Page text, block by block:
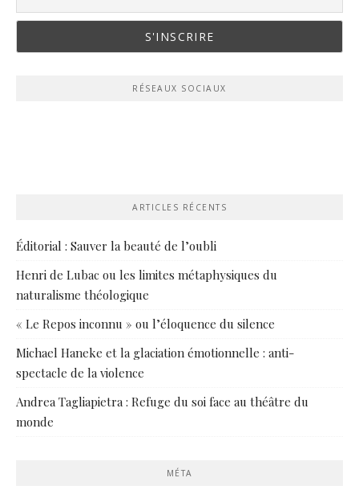
RÉSEAUX SOCIAUX
ARTICLES RÉCENTS
Éditorial : Sauver la beauté de l’oubli
Henri de Lubac ou les limites métaphysiques du
naturalisme théologique
« Le Repos inconnu » ou l’éloquence du silence
Michael Haneke et la glaciation émotionnelle : anti-
spectacle de la violence
Andrea Tagliapietra : Refuge du soi face au théâtre du
monde
MÉTA